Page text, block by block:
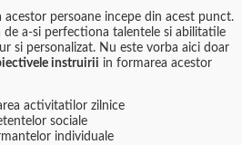
persoane incepe din acest punct.
a-si perfectiona talentele si abilitatile
si personalizat. Nu este vorba aici doar
instruirii in formarea acestor
activitatilor zilnice
sociale
individuale